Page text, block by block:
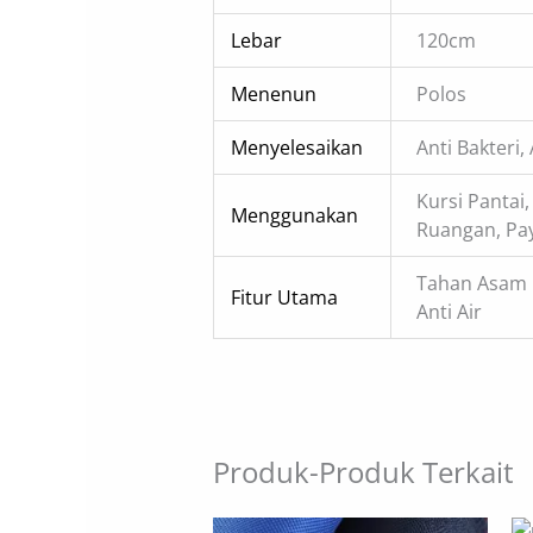
Lebar 120cm
Menenun Polos
Menyelesaikan Anti Bakteri,
Menggunakan
Kursi
Ruangan,
Fitur Utama
Tahan
Anti Air
Produk-Produk Terkait